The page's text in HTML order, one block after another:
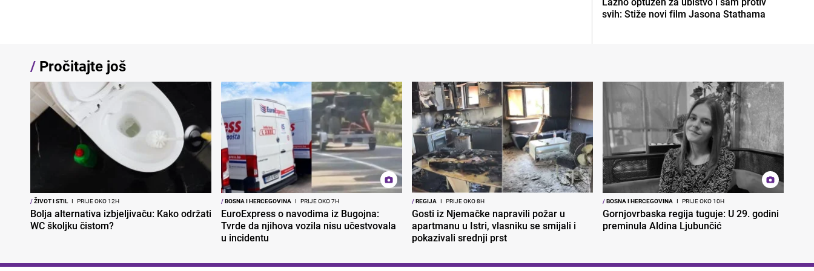
svih: Stiže novi film Jasona Stathama
/ Pročitajte još
/ŽIVOT I STIL I PRIJE OKO 12H
Bolja alternativa izbjeljivaču: Kako održati
WC školjku čistom?
/BOSNA I HERCEGOVINA I PRIJE OKO 7H
EuroExpress o navodima iz Bugojna:
Tvrde da njihova vozila nisu učestvovala
u incidentu
/REGIJA I PRIJE OKO 8H
Gosti iz Njemačke napravili požar u
apartmanu u Istri, vlasniku se smijali i
pokazivali srednji prst
/BOSNA I HERCEGOVINA I PRIJE OKO 10H
Gornjovrbaska regija tuguje: U 29. godini
preminula Aldina Ljubunčić